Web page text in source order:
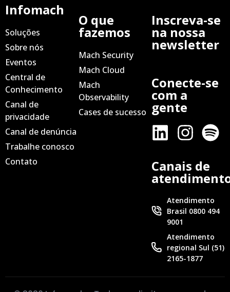
Infomach
Soluções
Sobre nós
Eventos
Central de
Conhecimento
Canal de
privacidade
Canal de denúncia
Trabalhe conosco
Contato
O que
fazemos
Mach Security
Mach Cloud
Mach
Observability
Cases de sucesso
Inscreva-se
na nossa
newsletter
Conecte-se
com a
gente
Canais de
Atendimento
Brasil 0800 494
9001
Atendimento
regional Sul (51)
2165-1877